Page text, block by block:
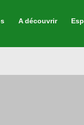
A découvrir